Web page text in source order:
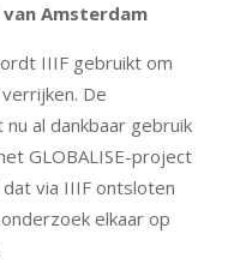
Amsterdam
IIIF gebruikt om
De
al dankbaar gebruik
GLOBALISE-project
via IIIF ontsloten
elkaar op